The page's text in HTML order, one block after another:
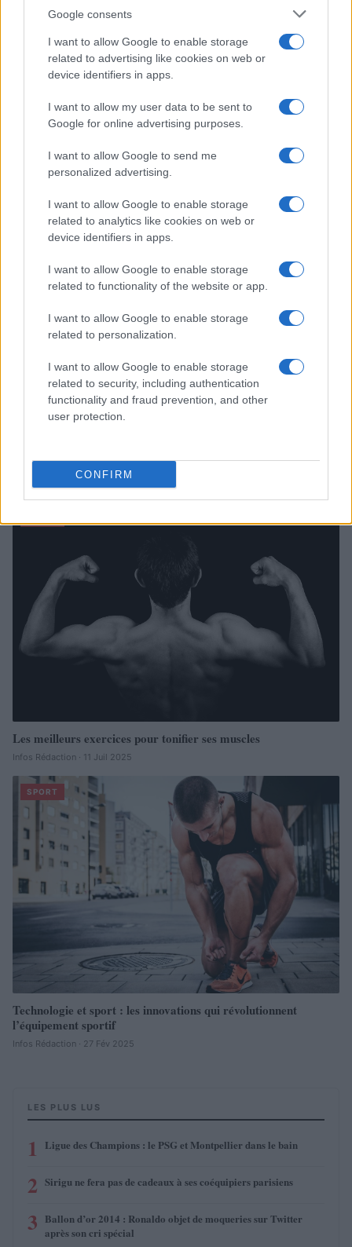
Google consents
I want to allow Google to enable storage
related to advertising like cookies on web or
device identifiers in apps.
I want to allow my user data to be sent to
Google for online advertising purposes.
I want to allow Google to send me
personalized advertising.
I want to allow Google to enable storage
related to analytics like cookies on web or
device identifiers in apps.
I want to allow Google to enable storage
related to functionality of the website or app.
I want to allow Google to enable storage
related to personalization.
I want to allow Google to enable storage
related to security, including authentication
functionality and fraud prevention, and other
user protection.
CONFIRM
À lire aussi
SPORT
Quel revêtement de sol choisir pour vos espaces sportifs?
Infos Rédaction · 18 Mar 2026
Les meilleurs exercices pour tonifier ses muscles
Infos Rédaction · 11 Juil 2025
SPORT
Technologie et sport : les innovations qui révolutionnent
l’équipement sportif
Infos Rédaction · 27 Fév 2025
LES PLUS LUS
1 Ligue des Champions : le PSG et Montpellier dans le bain
2 Sirigu ne fera pas de cadeaux à ses coéquipiers parisiens
3 Ballon d’or 2014 : Ronaldo objet de moqueries sur Twitter
après son cri spécial